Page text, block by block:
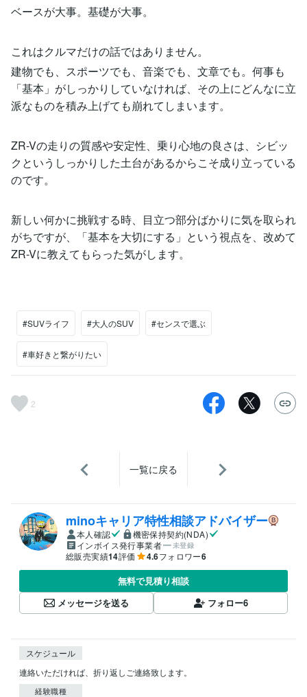
ベースが大事。基礎が大事。
これはクルマだけの話ではありません。
建物でも、スポーツでも、音楽でも、文章でも。何事も
「基本」がしっかりしていなければ、その上にどんなに立
派なものを積み上げても崩れてしまいます。
ZR-Vの走りの質感や安定性、乗り心地の良さは、シビッ
クというしっかりした土台があるからこそ成り立っている
のです。
新しい何かに挑戦する時、目立つ部分ばかりに気を取られ
がちですが、「基本を大切にする」という視点を、改めて
ZR-Vに教えてもらった気がします。
#SUVライフ #大人のSUV #センスで選ぶ
#車好きと繋がりたい
2
一覧に戻る
minoキャリア特性相談アドバイザー
本人確認
機密保持契約(NDA)
インボイス発行事業者
未登録
総販売実績14評価 4.6フォロワー6
無料で見積り相談
メッセージを送る
フォロー6
スケジュール
連絡いただければ、折り返しご連絡致します。
経験職種